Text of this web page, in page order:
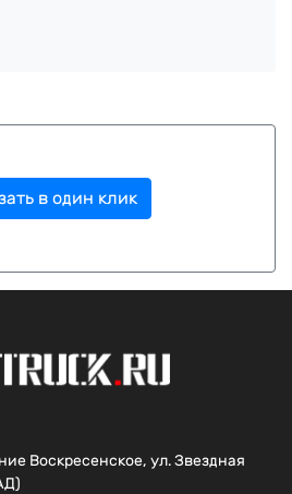
в один клик
Воскресенское, ул. Звездная